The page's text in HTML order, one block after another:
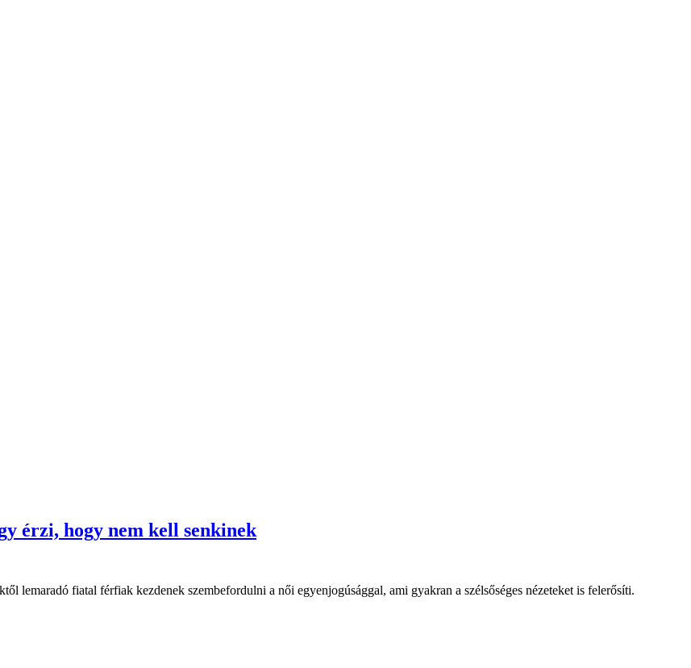
érzi, hogy nem kell senkinek
lemaradó fiatal férfiak kezdenek szembefordulni a női egyenjogúsággal, ami gyakran a szélsőséges nézeteket is felerősíti.